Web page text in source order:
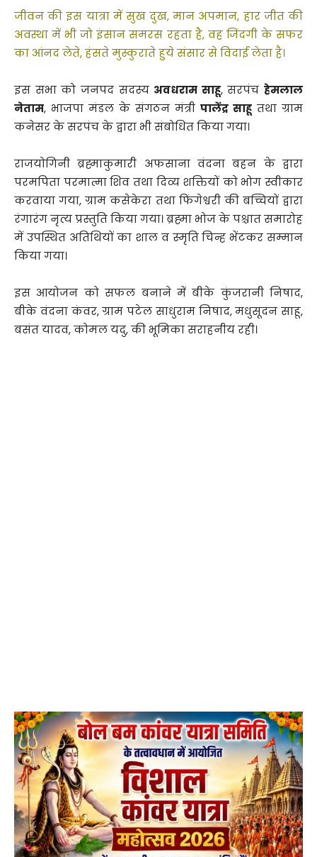
जीवन की इस यात्रा में सुख दुख, मान अपमान, हार जीत की
अवस्था में भी जो इंसान समरस रहता है, वह जिंदगी के सफर
का आंनद लेते, हंसते मुस्कुराते हुये संसार से विदाई लेता है।
इस सभा को जनपद सदस्य अवधराम साहू, सरपंच हेमलाल
नेताम, भाजपा मंडल के संगठन मंत्री पालेंद्र साहू तथा ग्राम
कनेसर के सरपंच के द्वारा भी संबोधित किया गया।
राजयोगिनी ब्रह्माकुमारी अफसाना वंदना बहन के द्वारा
परमपिता परमात्मा शिव तथा दिव्य शक्तियों को भोग स्वीकार
करवाया गया, ग्राम कसेकेरा तथा फिंगेश्वरी की बच्चियों द्वारा
रंगारंग नृत्य प्रस्तुति किया गया। ब्रह्मा भोज के पश्चात समारोह
में उपस्थित अतिथियों का शाल व स्मृति चिन्ह भेंटकर सम्मान
किया गया।
इस आयोजन को सफल बनाने में बीके कुंजरानी निषाद,
बीके वंदना कंवर, ग्राम पटेल साधुराम निषाद, मधुसूदन साहू,
बसंत यादव, कोमल यदु, की भूमिका सराहनीय रही।